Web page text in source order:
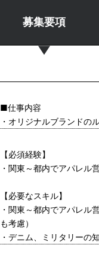
募集要項
■仕事内容
・オリジナルブランドの
【必須経験】
・関東～都内でアパレル
【必要なスキル】
・関東～都内でアパレル
も考慮）
・デニム、ミリタリーの